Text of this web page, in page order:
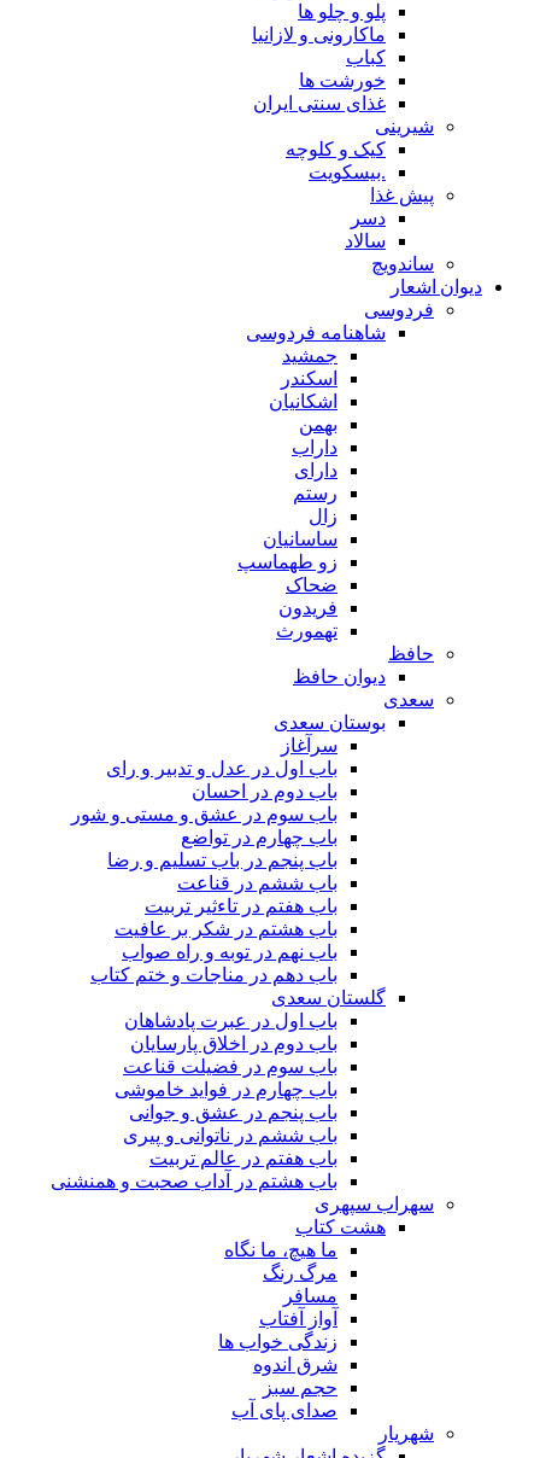
پلو و چلو ها
ماکارونی و لازانیا
کباب
خورشت ها
غذای سنتی ایران
شیرینی
کیک و کلوچه
.بیسکویت
پیش غذا
دسر
سالاد
ساندویچ
دیوان اشعار
فردوسی
شاهنامه فردوسی
جمشید
اسکندر
اشکانیان
بهمن
داراب
دارای
رستم
زال
ساسانیان
زو طهماسپ‏
ضحاک
فریدون
تهمورث
حافظ
دیوان حافظ
سعدی
بوستان سعدی
سرآغاز
باب اول در عدل و تدبیر و رای
باب دوم در احسان
باب سوم در عشق و مستی و شور
باب چهارم در تواضع
باب پنجم در باب تسلیم و رضا
باب ششم در قناعت
باب هفتم در تاءثیر تربیت
باب هشتم در شکر بر عافیت
باب نهم در توبه و راه صواب
باب دهم در مناجات و ختم کتاب
گلستان سعدی
باب اول در عبرت پادشاهان
باب دوم در اخلاق پارسایان
باب سوم در فضیلت قناعت
باب چهارم در فواید خاموشى
باب پنجم در عشق و جوانى
باب ششم در ناتوانى و پیرى
باب هفتم در عالم تربیت
باب هشتم در آداب صحبت و همنشنى
سهراب سپهری
هشت کتاب
ما هیچ، ما نگاه
مرگ رنگ
مسافر
آواز آفتاب
زندگی خواب ها
شرق اندوه
حجم سبز
صدای پای آب
شهریار